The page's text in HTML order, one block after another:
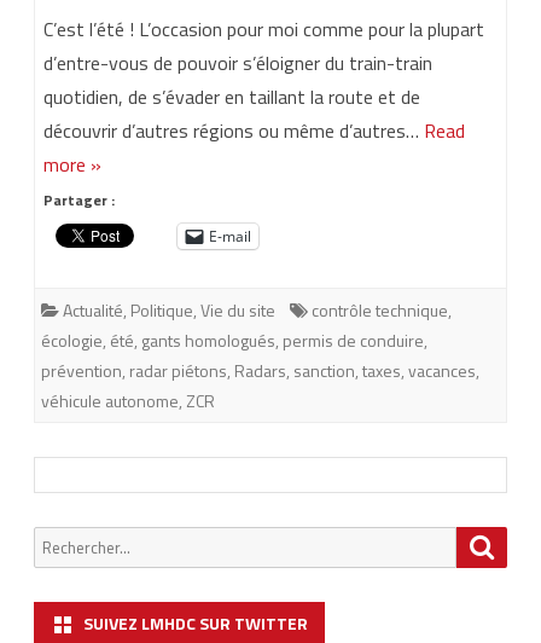
C’est l’été ! L’occasion pour moi comme pour la plupart
d’entre-vous de pouvoir s’éloigner du train-train
quotidien, de s’évader en taillant la route et de
découvrir d’autres régions ou même d’autres… Read
more »
Partager :
E-mail
Actualité, Politique,Vie du site contrôle technique,
écologie, été, gants homologués, permis de conduire,
prévention, radar piétons, Radars, sanction,taxes,vacances,
véhicule autonome, ZCR
Chercher
:
SUIVEZ LMHDC SUR TWITTER